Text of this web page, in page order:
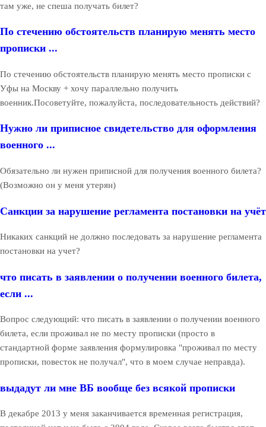
там уже, не спеша получать билет?
По стечению обстоятельств планирую менять место
прописки ...
По стечению обстоятельств планирую менять место прописки с
Уфы на Москву + хочу параллельно получить
военник.Посоветуйте, пожалуйста, последовательность действий?
Нужно ли приписное свидетельство для оформления
военного ...
Обязательно ли нужен приписной для получения военного билета?
(Возможно он у меня утерян)
Санкции за нарушение регламента постановки на учёт
Никаких санкций не должно последовать за нарушение регламента
постановки на учет?
что писать в заявлении о получении военного билета,
если ...
Вопрос следующий: что писать в заявлении о получении военного
билета, если проживал не по месту прописки (просто в
стандартной форме заявления формулировка "проживал по месту
прописки, повесток не получал", что в моем случае неправда).
выдадут ли мне ВБ вообще без всякой прописки
В декабре 2013 у меня заканчивается временная регистрация,